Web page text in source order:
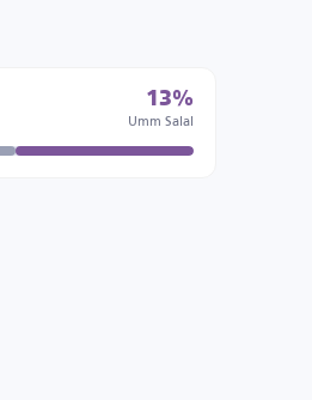
13%
Umm Salal